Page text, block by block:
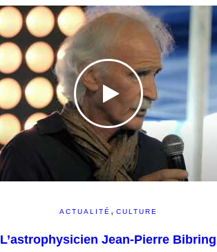
ACTUALITÉ , CULTURE
L’astrophysicien Jean-Pierre Bibring